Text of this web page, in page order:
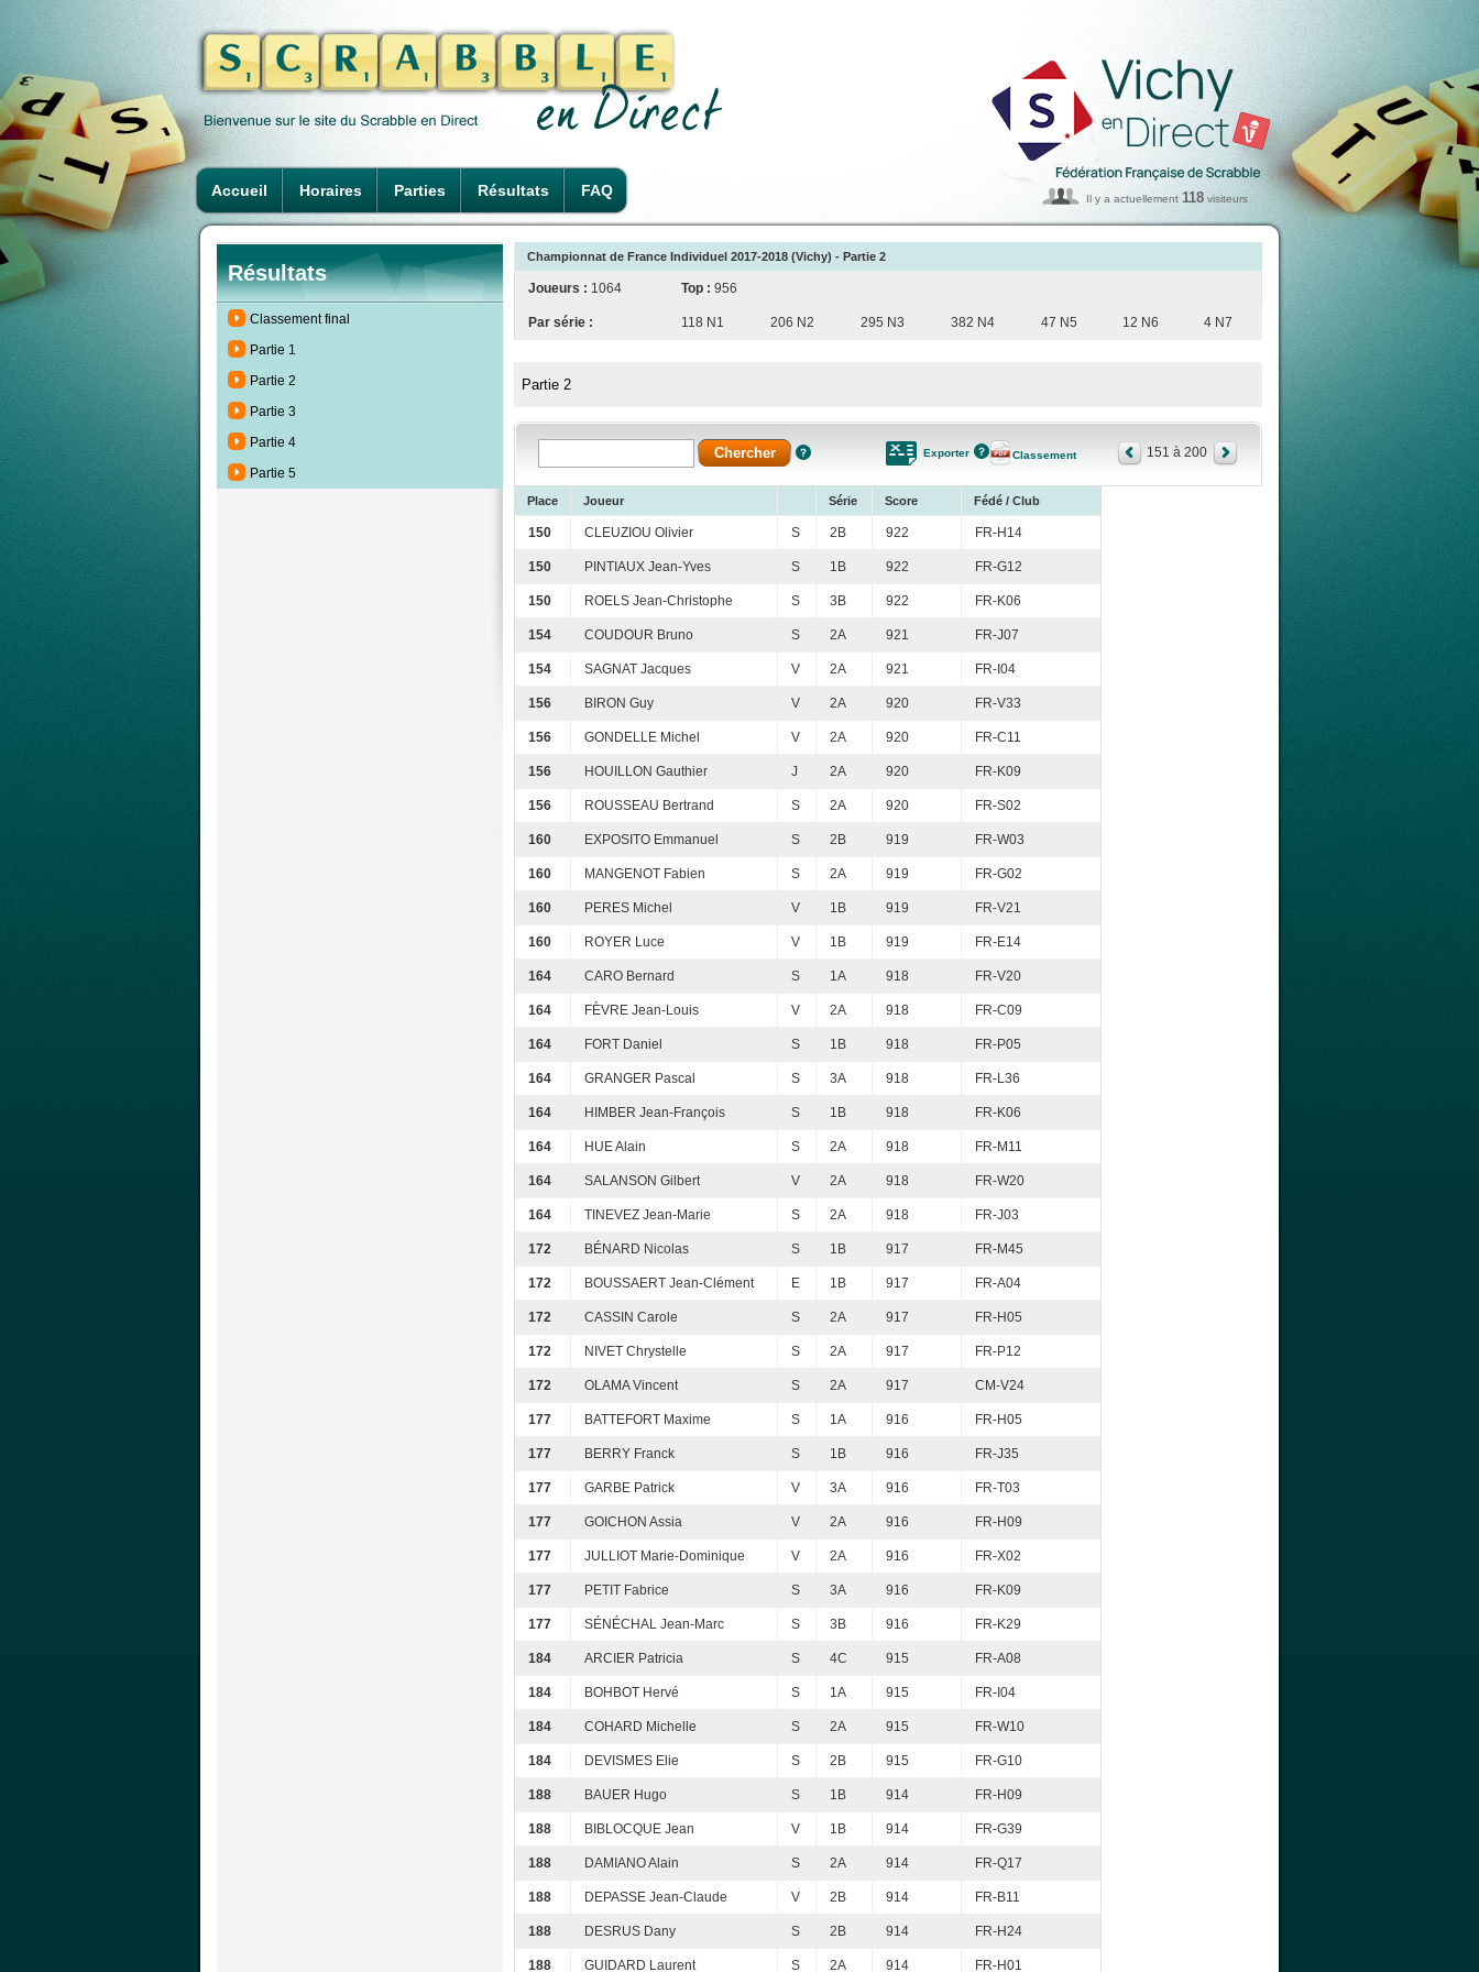
Accueil Horaires Parties Résultats FAQ Il y a actuellement 118 visiteurs
Résultats
Classement final
Partie 1
Partie 2
Partie 3
Partie 4
Partie 5
Championnat de France Individuel 2017-2018 (Vichy) - Partie 2
Joueurs : 1064 Top : 956
Par série : 118 N1 206 N2 295 N3 382 N4 47 N5 12 N6 4 N7
Partie 2
Exporter Classement 151 à 200
Place Joueur Série Score Fédé / Club
150 CLEUZIOU Olivier S 2B 922 FR-H14
150 PINTIAUX Jean-Yves S 1B 922 FR-G12
150 ROELS Jean-Christophe S 3B 922 FR-K06
154 COUDOUR Bruno S 2A 921 FR-J07
154 SAGNAT Jacques V 2A 921 FR-I04
156 BIRON Guy V 2A 920 FR-V33
156 GONDELLE Michel V 2A 920 FR-C11
156 HOUILLON Gauthier J 2A 920 FR-K09
156 ROUSSEAU Bertrand S 2A 920 FR-S02
160 EXPOSITO Emmanuel S 2B 919 FR-W03
160 MANGENOT Fabien S 2A 919 FR-G02
160 PERES Michel V 1B 919 FR-V21
160 ROYER Luce V 1B 919 FR-E14
164 CARO Bernard S 1A 918 FR-V20
164 FÈVRE Jean-Louis V 2A 918 FR-C09
164 FORT Daniel S 1B 918 FR-P05
164 GRANGER Pascal S 3A 918 FR-L36
164 HIMBER Jean-François S 1B 918 FR-K06
164 HUE Alain S 2A 918 FR-M11
164 SALANSON Gilbert V 2A 918 FR-W20
164 TINEVEZ Jean-Marie S 2A 918 FR-J03
172 BÉNARD Nicolas S 1B 917 FR-M45
172 BOUSSAERT Jean-Clément E 1B 917 FR-A04
172 CASSIN Carole S 2A 917 FR-H05
172 NIVET Chrystelle S 2A 917 FR-P12
172 OLAMA Vincent S 2A 917 CM-V24
177 BATTEFORT Maxime S 1A 916 FR-H05
177 BERRY Franck S 1B 916 FR-J35
177 GARBE Patrick V 3A 916 FR-T03
177 GOICHON Assia V 2A 916 FR-H09
177 JULLIOT Marie-Dominique V 2A 916 FR-X02
177 PETIT Fabrice S 3A 916 FR-K09
177 SÉNÉCHAL Jean-Marc S 3B 916 FR-K29
184 ARCIER Patricia S 4C 915 FR-A08
184 BOHBOT Hervé S 1A 915 FR-I04
184 COHARD Michelle S 2A 915 FR-W10
184 DEVISMES Elie S 2B 915 FR-G10
188 BAUER Hugo S 1B 914 FR-H09
188 BIBLOCQUE Jean V 1B 914 FR-G39
188 DAMIANO Alain S 2A 914 FR-Q17
188 DEPASSE Jean-Claude V 2B 914 FR-B11
188 DESRUS Dany S 2B 914 FR-H24
188 GUIDARD Laurent S 2A 914 FR-H01